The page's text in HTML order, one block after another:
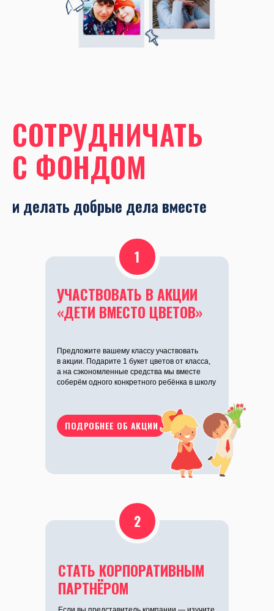
С ФОНДОМ
и делать добрые дела вместе
УЧАСТВОВАТЬ В АКЦИИ
«ДЕТИ ВМЕСТО ЦВЕТОВ»
Предложите вашему классу участвовать
в акции. Подарите 1 букет цветов от класса,
1
СТАТЬ КОРПОРАТИВНЫМ
Если вы представитель компании — изучите
способы поддержки, которую вы можете
оказать
ПОДРОБНЕЕ ОБ АКЦИИ